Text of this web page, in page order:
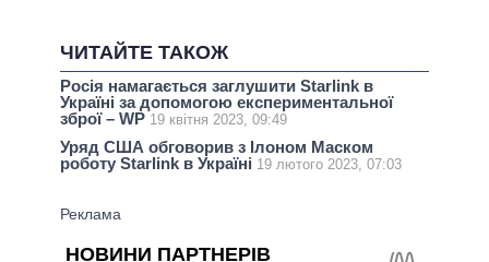
ЧИТАЙТЕ ТАКОЖ
Росія намагається заглушити Starlink в
Україні за допомогою експериментальної
зброї – WP 19 квітня 2023, 09:49
Уряд США обговорив з Ілоном Маском
роботу Starlink в Україні 19 лютого 2023, 07:03